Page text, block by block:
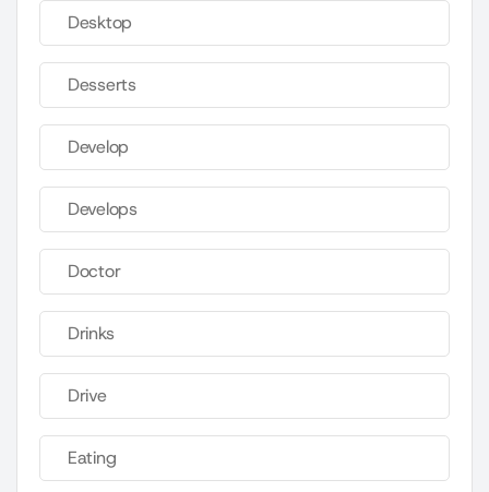
Desktop
Desserts
Develop
Develops
Doctor
Drinks
Drive
Eating